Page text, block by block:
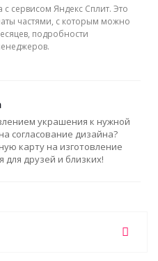
с сервисом Яндекс Сплит. Это
частями, с которым можно
подробности
украшения к нужной
согласование дизайна?
карту на изготовление
друзей и близких!